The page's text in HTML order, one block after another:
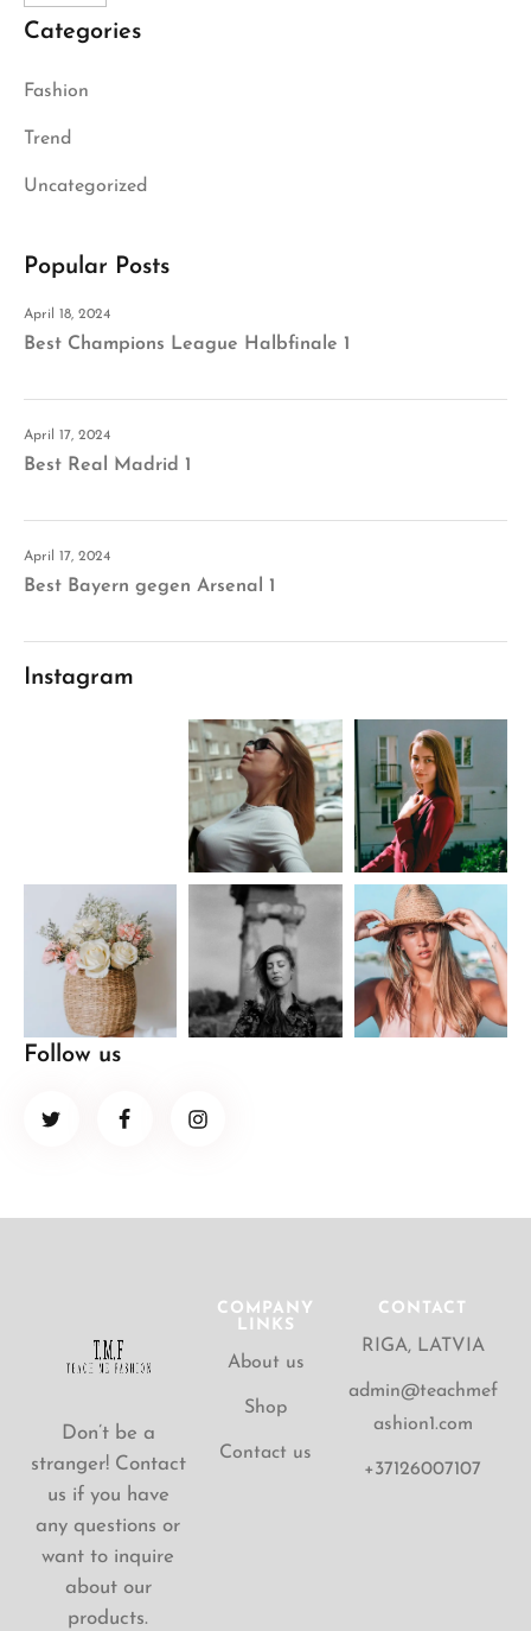
Categories
Fashion
Trend
Uncategorized
Popular Posts
April 18, 2024
Best Champions League Halbfinale 1
April 17, 2024
Best Real Madrid 1
April 17, 2024
Best Bayern gegen Arsenal 1
Instagram
Follow us
Don’t be a
stranger! Contact
us if you have
any questions or
want to inquire
about our
products.
COMPANY
LINKS
About us
Shop
Contact us
CONTACT
RIGA, LATVIA
admin@teachmef
ashion1.com
+37126007107